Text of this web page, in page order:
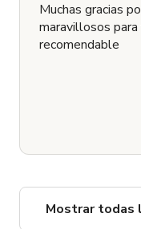
Muchas gracias
maravillosos
recomendable
Mostrar todas